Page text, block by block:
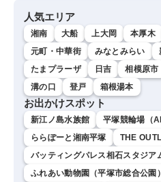
人気エリア
湘南 大船 上大岡 本厚木
元町・中華街
みなとみらい
たまプラーザ
日吉 相模原市
溝の口
登戸 箱根湯本
お出かけスポット
新江ノ島水族館
平塚競輪場（
ららぽーと湘南平塚
THE
バッティングパレス相石スタジア
ふれあい動物園（平塚市総合公園）